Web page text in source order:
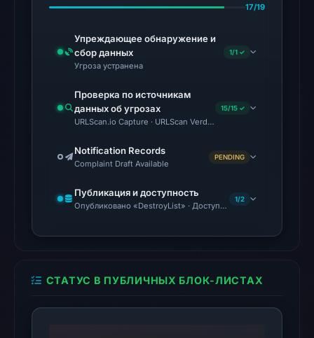
the
snapshot
from
6,
2026
10:20
Spamhaus
DBL:
14,
17/19
Упреждающее обнаружение и
сбор данных
Угроза устранена
1/1 ✓
Проверка по источникам
данных об угрозах
URLScan.io Capture · URLScan Verdict · Cloudflare Radar
15/15 ✓
Notification Records
Complaint Draft Available
PENDING
Публикация и доступность
Опубликовано «DestroyList» · Доступность не подтверждена
1/2
СТАТУС В ПУБЛИЧНЫХ БЛОК-ЛИСТАХ